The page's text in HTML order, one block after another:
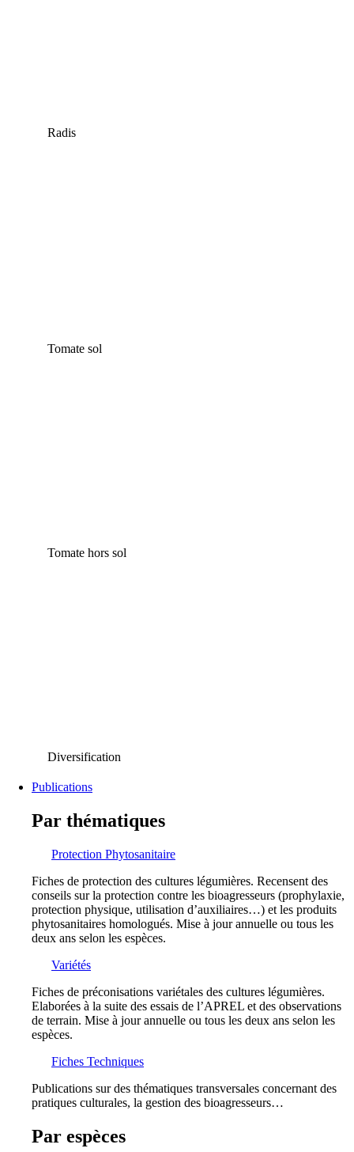
Radis
Tomate sol
Tomate hors sol
Diversification
Publications
Par thématiques
Protection Phytosanitaire
Fiches de protection des cultures légumières. Recensent des
conseils sur la protection contre les bioagresseurs (prophylaxie,
protection physique, utilisation d’auxiliaires…) et les produits
phytosanitaires homologués. Mise à jour annuelle ou tous les
deux ans selon les espèces.
Variétés
Fiches de préconisations variétales des cultures légumières.
Elaborées à la suite des essais de l’APREL et des observations
de terrain. Mise à jour annuelle ou tous les deux ans selon les
espèces.
Fiches Techniques
Publications sur des thématiques transversales concernant des
pratiques culturales, la gestion des bioagresseurs…
Par espèces